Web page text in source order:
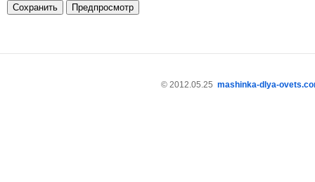
© 2012.05.25 mashinka-dlya-